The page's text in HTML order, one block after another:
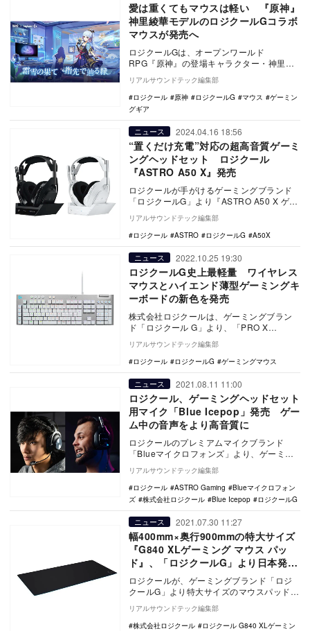
愛は重くてもマウスは軽い 『原神』
神里綾華モデルのロジクールGコラボ
マウスが発売へ
ロジクールGは、オープンワールド
RPG『原神』の登場キャラクター・神里綾
華デザインのマウス『G309 LIGHTSPEED
ワイ…
リアルサウンドテック編集部
ロジクール
原神 ロジクールG マウス
ゲーミン
グギア
ニュース 2024.04.16 18:56
“置くだけ充電”対応の超高音質ゲーミ
ングヘッドセット ロジクール
『ASTRO A50 X』発売
ロジクールが手がけるゲーミングブランド
「ロジクールG」より『ASTRO A50 X ゲー
ミングヘッドセット（以下『A50X』）』…
リアルサウンドテック編集部
ロジクール
ASTRO ロジクールG A50X
ニュース 2022.10.25 19:30
ロジクールG史上最軽量 ワイヤレス
マウスとハイエンド薄型ゲーミングキ
ーボードの新色を発売
株式会社ロジクールは、ゲーミングブラン
ド「ロジクール G」より、「PRO X
SUPERLIGHT ワイヤレス ゲ…
リアルサウンドテック編集部
ロジクール
ロジクールG ゲーミングマウス
ニュース 2021.08.11 11:00
ロジクール、ゲーミングヘッドセット
用マイク「Blue Icepop」発売 ゲー
ム中の音声をより高音質に
ロジクールのプレミアムマイクブランド
「Blueマイクロフォンズ」より、ゲーミン
グヘッドセット用のマイク「Blue Icepop」
…
リアルサウンドテック編集部
ロジクール
ASTRO Gaming
Blueマイクロフォン
ズ
株式会社ロジクール Blue Icepop ロジクールG
ニュース 2021.07.30 11:27
幅400mm×奥行900mmの特大サイズ
『G840 XLゲーミング マウス パッ
ド』、「ロジクールG」より日本発売
決定
ロジクールが、ゲーミングブランド「ロジ
クールG」より特大サイズのマウスパッド
『ロジクール G840 XLゲーミングマウスパ
ッド（…
リアルサウンドテック編集部
株式会社ロジクール
ロジクール G840 XLゲーミン